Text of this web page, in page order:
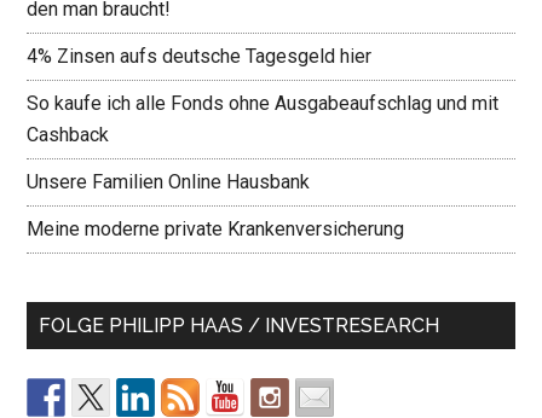
den man braucht!
4% Zinsen aufs deutsche Tagesgeld hier
So kaufe ich alle Fonds ohne Ausgabeaufschlag und mit
Cashback
Unsere Familien Online Hausbank
Meine moderne private Krankenversicherung
FOLGE PHILIPP HAAS / INVESTRESEARCH